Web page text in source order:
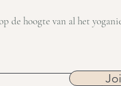
de hoogte van al het